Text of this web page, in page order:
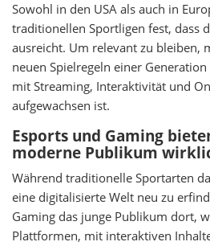
Sowohl in den USA als auch in
traditionellen Sportligen fest, dass
ausreicht. Um relevant zu bleiben,
neuen Spielregeln einer
mit Streaming, Interaktivität und
aufgewachsen ist.
Esports und Gaming
moderne Publikum
Während traditionelle Sportarten
eine digitalisierte Welt neu zu
Gaming das junge Publikum dort,
Plattformen, mit interaktiven